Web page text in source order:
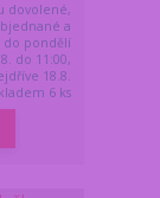
dovolené,
a
do pondělí
do 11:00,
18.8.
6 ks